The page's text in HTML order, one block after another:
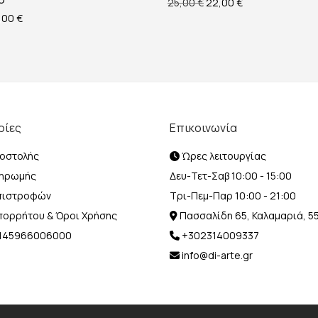
price was: 22,00 €.
€Η τρέχουσα τιμή είναι: 20,00 €.
& Όροι Χρήσης
Επικοινωνία
Ώρες λειτουργίας
Δευ-Τετ-Σαβ 10:00 - 15:00
Τρι-Πεμ-Παρ 10:00 - 21:00
Πασσαλίδη 65, Καλαμαριά,
+302314009337
info@di-arte.gr